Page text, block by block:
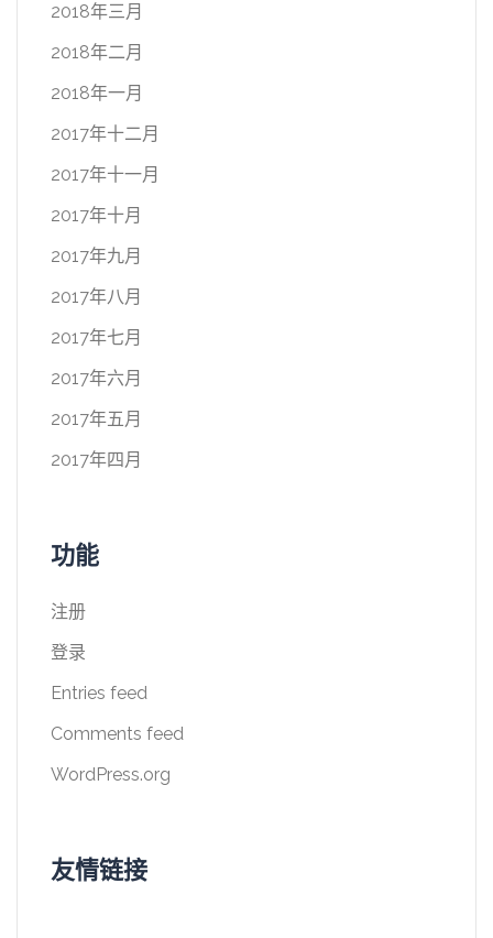
2018年三月
2018年二月
2018年一月
2017年十二月
2017年十一月
2017年十月
2017年九月
2017年八月
2017年七月
2017年六月
2017年五月
2017年四月
功能
注册
登录
Entries feed
Comments feed
WordPress.org
友情链接